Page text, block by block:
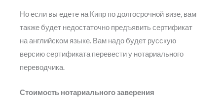
Но если вы едете на Кипр по долгосрочной визе, вам
также будет недостаточно предъявить сертификат
на английском языке. Вам надо будет русскую
версию сертификата перевести у нотариального
переводчика.
Стоимость нотариального заверения